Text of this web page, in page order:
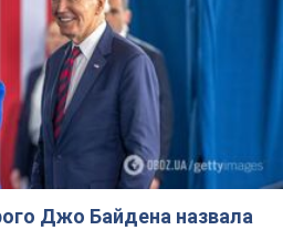
Джо Байдена назвала